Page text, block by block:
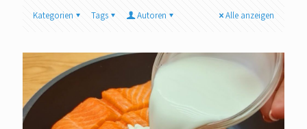
Kategorien Tags Autoren Alle anzeigen